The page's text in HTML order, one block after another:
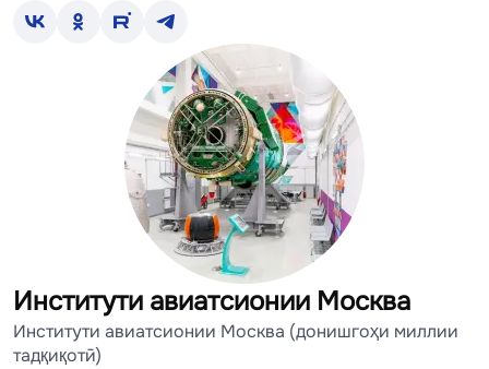
Институти авиатсионии Москва
Институти авиатсионии Москва (донишгоҳи миллии
тадқиқотӣ)